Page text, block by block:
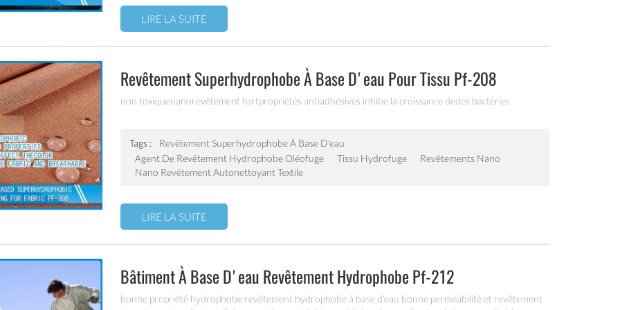
LIRE LA SUITE
Revêtement Superhydrophobe À Base D'eau Pour Tissu Pf-208
non toxiquenanorevêtement fortpropriétés antiadhésives inhibe la croissance dedes bactéries
Tags :
Revêtement Superhydrophobe À Base D'eau
Agent De Revêtement Hydrophobe Oléofuge
Tissu Hydrofuge
Revêtements Nano
Nano Revêtement Autonettoyant Textile
LIRE LA SUITE
Bâtiment À Base D'eau Revêtement Hydrophobe Pf-212
bonne propriété hydrophobe revêtement hydrophobe à base d'eau bonne perméabilité et revêtement